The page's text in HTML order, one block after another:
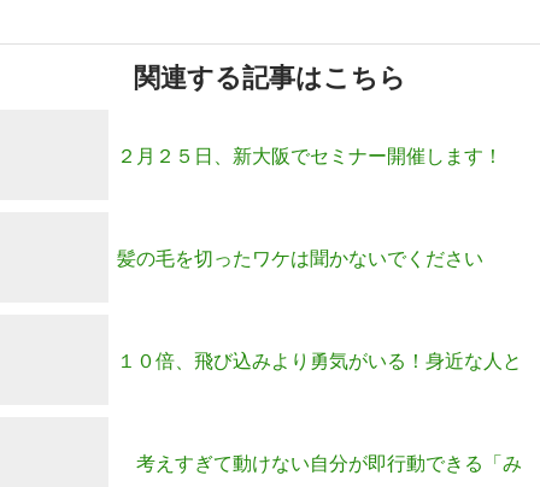
関連する記事はこちら
２月２５日、新大阪でセミナー開催します！
髪の毛を切ったワケは聞かないでください
１０倍、飛び込みより勇気がいる！身近な人と
の話し合い
考えすぎて動けない自分が即行動できる「み